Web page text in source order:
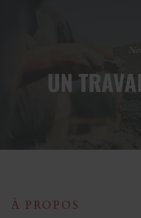
UN
À PROPOS